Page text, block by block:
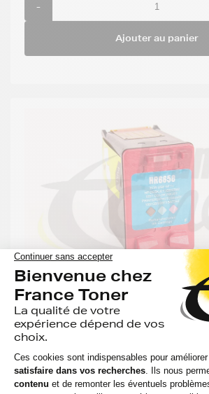
-
Ajouter au panier
GENERIQUE
Cartouche d'encre générique
58 (C6658AE) - NOIR PHOTO -
Standard
22 avis
EN STOCK